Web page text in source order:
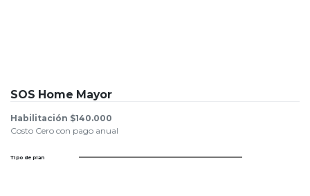
SOS Home Mayor
Habilitación $140.000
Costo Cero con pago anual
Tipo de plan